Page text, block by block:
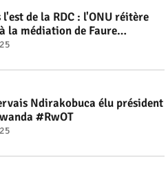
de la RDC : l'ONU réitère
la médiation de Faure
#RwOT
Ndirakobuca élu président
#RwOT